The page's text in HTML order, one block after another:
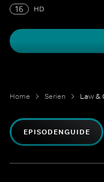
16 HD
Home Serien
EPISODENGUIDE